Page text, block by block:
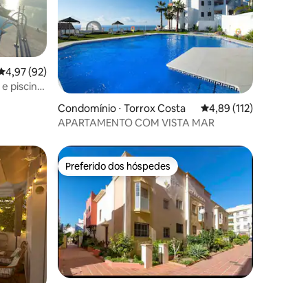
de uma avaliação média de 5, 92 avaliações
4,97 (92)
piscina
Condomínio ⋅ Torrox Costa 4,89 de uma avaliação
4,89 (112)
APARTAMENTO COM VISTA MAR
Preferido dos hóspedes
Preferido dos hóspedes